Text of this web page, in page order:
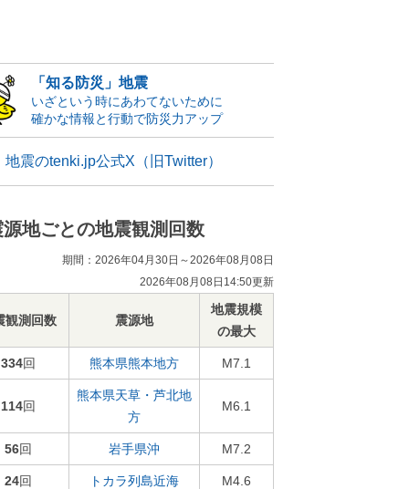
「知る防災」地震
いざという時にあわてないために
確かな情報と行動で防災力アップ
地震のtenki.jp公式X（旧Twitter）
源地ごとの地震観測回数
期間：2026年04月30日～2026年08月08日
2026年08月08日14:50更新
観測回数 震源地
地震規模
の最大
334回 熊本県熊本地方 M7.1
114回
熊本県天草・芦北地
方
M6.1
56回 岩手県沖 M7.2
24回 トカラ列島近海 M4.6